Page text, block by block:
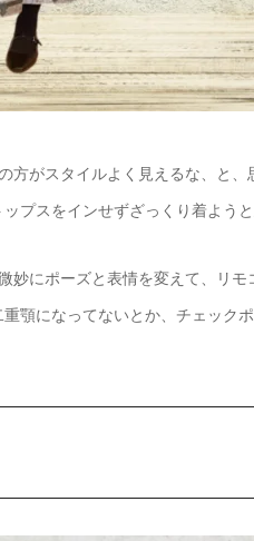
がスタイルよく見えるな、と、
プスをインせずざっくり着よう
妙にポーズと表情を変えて、リモ
顎になってないとか、チェック